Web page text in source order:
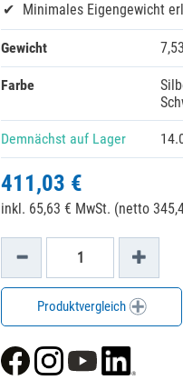
Minimales Eigengewicht
Gewicht
Farbe
Demnächst auf Lager
411,03 €
inkl. 65,63 € MwSt. (netto
Produktvergleich